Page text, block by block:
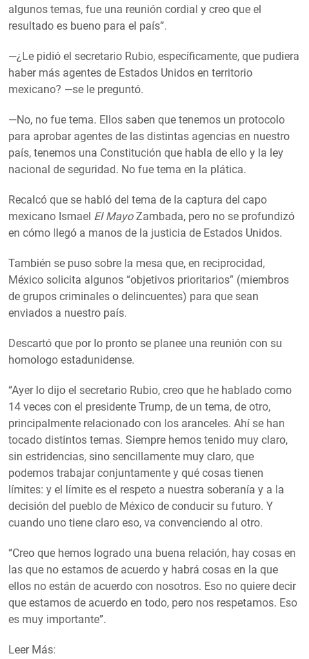
algunos temas, fue una reunión cordial y creo que el
resultado es bueno para el país”.
—¿Le pidió el secretario Rubio, específicamente, que pudiera
haber más agentes de Estados Unidos en territorio
mexicano? —se le preguntó.
—No, no fue tema. Ellos saben que tenemos un protocolo
para aprobar agentes de las distintas agencias en nuestro
país, tenemos una Constitución que habla de ello y la ley
nacional de seguridad. No fue tema en la plática.
Recalcó que se habló del tema de la captura del capo
mexicano Ismael El MayoZambada, pero no se profundizó
en cómo llegó a manos de la justicia de Estados Unidos.
También se puso sobre la mesa que, en reciprocidad,
México solicita algunos “objetivos prioritarios” (miembros
de grupos criminales o delincuentes) para que sean
enviados a nuestro país.
Descartó que por lo pronto se planee una reunión con su
homologo estadunidense.
“Ayer lo dijo el secretario Rubio, creo que he hablado como
14 veces con el presidente Trump, de un tema, de otro,
principalmente relacionado con los aranceles. Ahí se han
tocado distintos temas. Siempre hemos tenido muy claro,
sin estridencias, sino sencillamente muy claro, que
podemos trabajar conjuntamente y qué cosas tienen
límites: y el límite es el respeto a nuestra soberanía y a la
decisión del pueblo de México de conducir su futuro. Y
cuando uno tiene claro eso, va convenciendo al otro.
“Creo que hemos logrado una buena relación, hay cosas en
las que no estamos de acuerdo y habrá cosas en la que
ellos no están de acuerdo con nosotros. Eso no quiere decir
que estamos de acuerdo en todo, pero nos respetamos. Eso
es muy importante”.
Leer Más: